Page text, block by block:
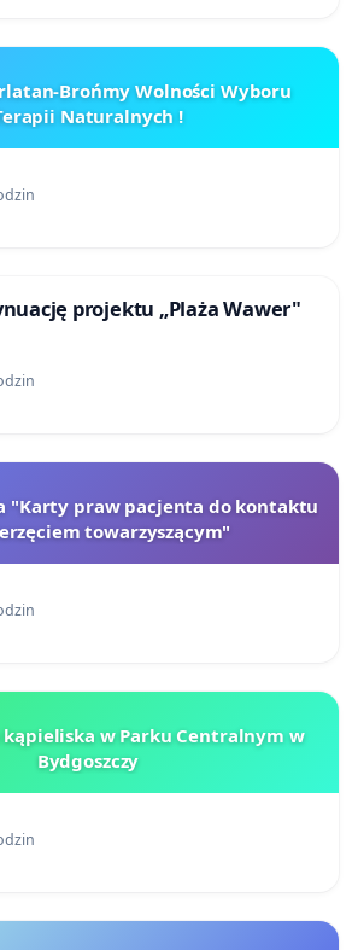
Brońmy Wolności Wyboru
Naturalnych !
projektu „Plaża Wawer"
"Karty praw pacjenta do kontaktu
towarzyszącym"
kąpieliska w Parku Centralnym w
Bydgoszczy